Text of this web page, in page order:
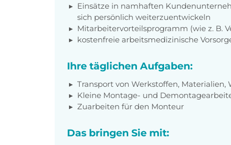
Einsätze in namhaften
sich persönlich weiterzuentwickeln
Mitarbeitervorteilsprogramm (wie z. B.
kostenfreie arbeitsmedizinische
Ihre täglichen Aufgaben:
Transport von Werkstoffen, Materialien,
Kleine Montage- und
Zuarbeiten für den Monteur
Das bringen Sie mit: